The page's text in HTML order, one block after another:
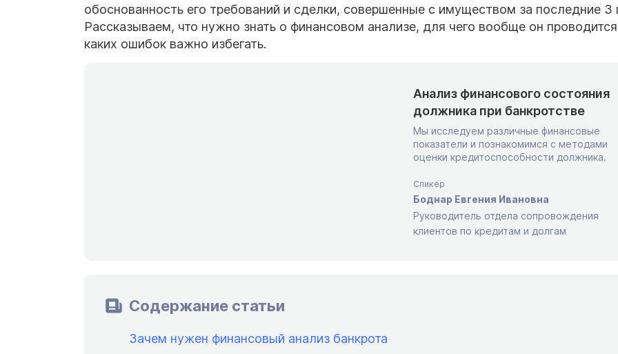
обоснованность его требований и сделки, совершенные с имуществом за последние 3
Рассказываем, что нужно знать о финансовом анализе, для чего вообще он
каких ошибок важно избегать.
Анализ финансового состояния
должника при банкротстве
Мы исследуем различные финансовые
показатели и познакомимся с методами
оценки кредитоспособности должника.
Спикер
Боднар Евгения Ивановна
Руководитель отдела сопровождения
клиентов по кредитам и долгам
Содержание статьи
Зачем нужен финансовый анализ банкрота